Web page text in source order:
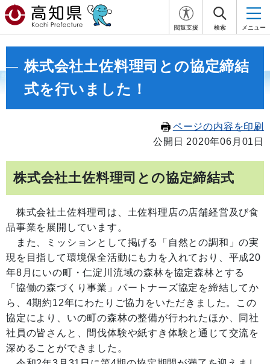
閲覧支援 検索 メニュー
株式会社土佐料理司との協定締結
式を行いました！
ページの内容を印刷
公開日 2020年06月01日
株式会社土佐料理司との協定締結式
株式会社土佐料理司は、土佐料理店の店舗経営及び食
品事業を展開しています。
また、ミッションとして掲げる「自然との調和」の実
現を目指して環境保全活動にも力を入れており、平成20
年8月にいの町・仁淀川流域の森林を協定森林とする
「協働の森づくり事業」パートナーズ協定を締結してか
ら、4期約12年にわたりご協力をいただきました。この
協定により、いの町の森林の整備が行われたほか、同社
社員の皆さんと、間伐体験や紙すき体験と通じて交流を
深めることができました。